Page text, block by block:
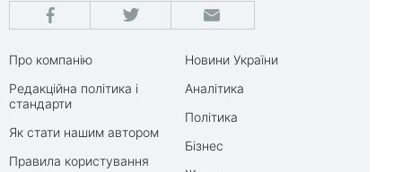
Про компанію
Редакційна політика і
стандарти
Як стати нашим автором
Правила користування
Новини України
Аналітика
Політика
Бізнес